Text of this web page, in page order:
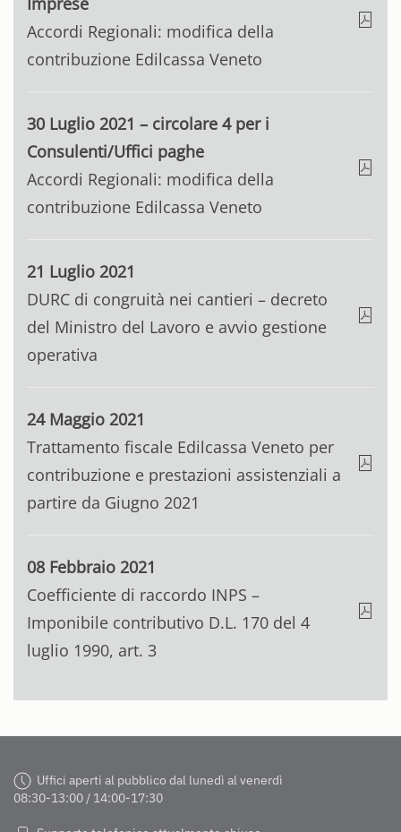
Accordi Regionali: modifica della
contribuzione Edilcassa Veneto
30 Luglio 2021 – circolare 4 per i
Consulenti/Uffici paghe
Accordi Regionali: modifica della
contribuzione Edilcassa Veneto
21 Luglio 2021
DURC di congruità nei cantieri – decreto
del Ministro del Lavoro e avvio gestione
operativa
24 Maggio 2021
Trattamento fiscale Edilcassa Veneto per
contribuzione e prestazioni assistenziali a
partire da Giugno 2021
08 Febbraio 2021
Coefficiente di raccordo INPS –
Imponibile contributivo D.L. 170 del 4
luglio 1990, art. 3
Uffici aperti al pubblico dal lunedì al venerdì
08:30-13:00 / 14:00-17:30